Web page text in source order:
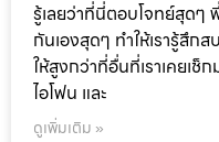
รู้เลยว่าที่นี่ตอบโจทย์สุดๆ
กันเองสุดๆ ทำให้เรารู้สึก
ให้สูงกว่าที่อื่นที่เราเคยเ
ไอโฟน และ
ดูเพิ่มเติม »